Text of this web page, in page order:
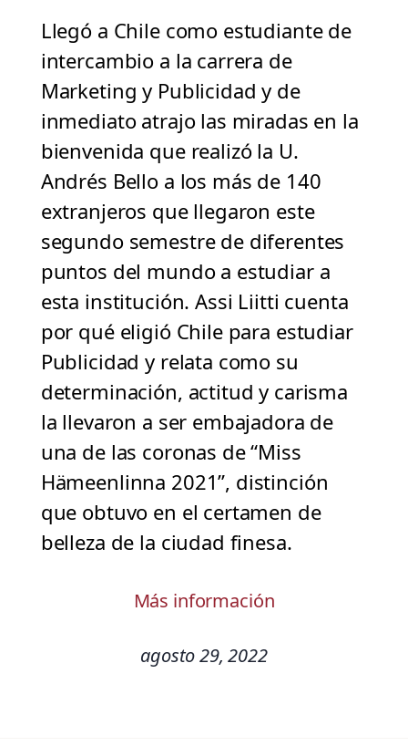
Llegó a Chile como estudiante de
intercambio a la carrera de
Marketing y Publicidad y de
inmediato atrajo las miradas en la
bienvenida que realizó la U.
Andrés Bello a los más de 140
extranjeros que llegaron este
segundo semestre de diferentes
puntos del mundo a estudiar a
esta institución. Assi Liitti cuenta
por qué eligió Chile para estudiar
Publicidad y relata como su
determinación, actitud y carisma
la llevaron a ser embajadora de
una de las coronas de “Miss
Hämeenlinna 2021”, distinción
que obtuvo en el certamen de
belleza de la ciudad finesa.
Más información
agosto 29, 2022